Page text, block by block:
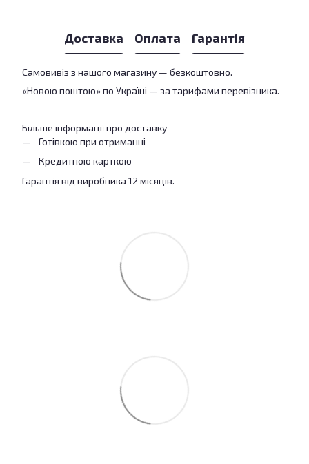
Доставка Оплата Гарантія
Самовивіз з нашого магазину — безкоштовно.
«Новою поштою» по Україні — за тарифами перевізника.
Більше інформації про доставку
Готівкою при отриманні
Кредитною карткою
Гарантія від виробника 12 місяців.